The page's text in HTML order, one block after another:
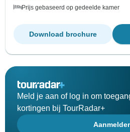
Prijs gebaseerd op gedeelde kamer
Download brochure
Meld je aan of log in om
kortingen bij TourRadar+